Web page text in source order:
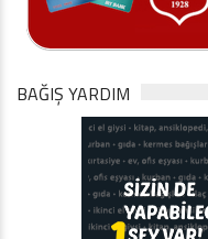
BAĞIŞ YARDIM